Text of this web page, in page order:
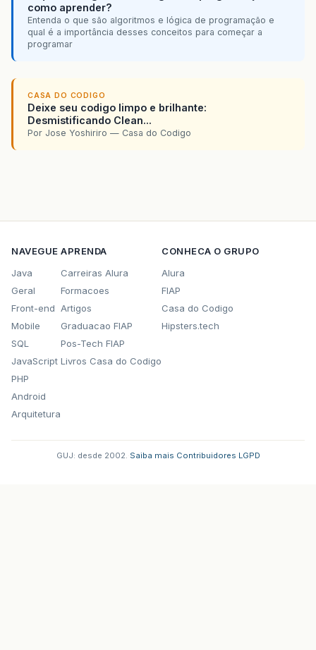
como aprender?
Entenda o que são algoritmos e lógica de programação e
qual é a importância desses conceitos para começar a
programar
CASA DO CODIGO
Deixe seu codigo limpo e brilhante:
Desmistificando Clean...
Por Jose Yoshiriro — Casa do Codigo
NAVEGUE
Java
Geral
Front-end
Mobile
SQL
JavaScript
PHP
Android
Arquitetura
APRENDA
Carreiras Alura
Formacoes
Artigos
Graduacao FIAP
Pos-Tech FIAP
Livros Casa do Codigo
CONHECA O GRUPO
Alura
FIAP
Casa do Codigo
Hipsters.tech
GUJ: desde 2002. Saiba mais Contribuidores LGPD